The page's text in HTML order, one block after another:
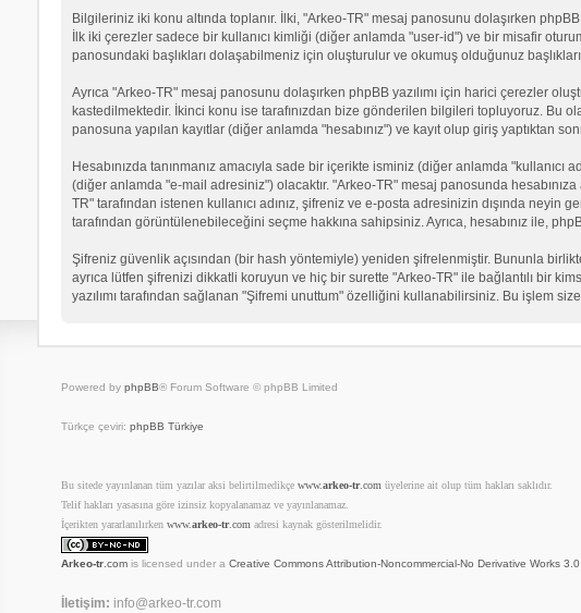
Bilgileriniz iki konu altında toplanır. İlki, "Arkeo-TR" mesaj panosunu dolaşırken
İlk iki çerezler sadece bir kullanıcı kimliği (diğer anlamda "user-id") ve bir misafir
panosundaki başlıkları dolaşabilmeniz için oluşturulur ve okumuş olduğunuz
Ayrıca "Arkeo-TR" mesaj panosunu dolaşırken phpBB yazılımı için harici çerezler
kastedilmektedir. İkinci konu ise tarafınızdan bize gönderilen bilgileri topluyoruz. Bu
panosuna yapılan kayıtlar (diğer anlamda "hesabınız") ve kayıt olup giriş yaptıktan
Hesabınızda tanınmanız amacıyla sade bir içerikte isminiz (diğer anlamda
(diğer anlamda "e-mail adresiniz") olacaktır. "Arkeo-TR" mesaj panosunda
TR" tarafından istenen kullanıcı adınız, şifreniz ve e-posta adresinizin dışında
tarafından görüntülenebileceğini seçme hakkına sahipsiniz. Ayrıca, hesabınız ile,
Şifreniz güvenlik açısından (bir hash yöntemiyle) yeniden şifrelenmiştir. Bununla
ayrıca lütfen şifrenizi dikkatli koruyun ve hiç bir surette "Arkeo-TR" ile bağlantılı bir
yazılımı tarafından sağlanan "Şifremi unuttum" özelliğini kullanabilirsiniz. Bu işlem
Powered by phpBB® Forum Software © phpBB Limited
Türkçe çeviri: phpBB Türkiye
Bu sitede yayınlanan tüm yazılar aksi belirtilmedikçe www.arkeo-tr.com üyelerine ait olup tüm hakları saklıdır.
Telif hakları yasasına göre izinsiz kopyalanamaz ve yayınlanamaz.
İçerikten yararlanılırken www.arkeo-tr.com adresi kaynak gösterilmelidir.
Arkeo-tr.comis licensed under a Creative Commons Attribution-Noncommercial-No Derivative Works
İletişim: info@arkeo-tr.com